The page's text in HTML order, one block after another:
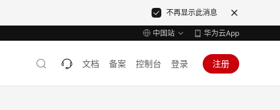
不再显示此消息
中国站 华为云App
文档 备案 控制台 登录 注册